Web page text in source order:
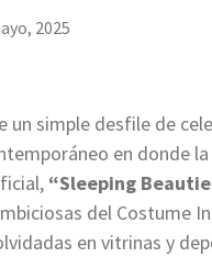
2025
un simple desfile de
en donde
“Sleeping
del Costume
en vitrinas y